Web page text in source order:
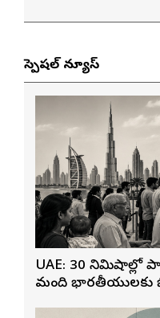
స్పెషల్ న్యూస్
UAE: 30 నిమిషాల్లో
మంది భారతీయులకు